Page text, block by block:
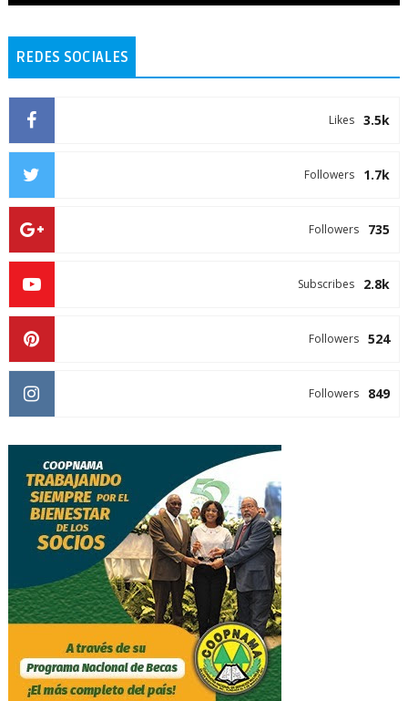
REDES SOCIALES
3.5k
Likes
1.7k
Followers
735
Followers
2.8k
Subscribes
524
Followers
849
Followers